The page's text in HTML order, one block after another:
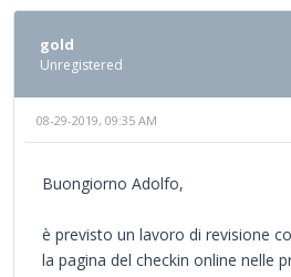
gold
Unregistered
08-29-2019, 09:35 AM
Buongiorno Adolfo,
è previsto un lavoro di revisione
la pagina del checkin online nelle